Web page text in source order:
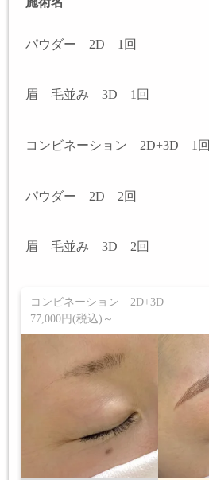
パウダー 2D 1回
眉 毛並み 3D 1回
コンビネーション 2D+3D 1回
パウダー 2D 2回
眉 毛並み 3D 2回
コンビネーション 2D+3D
77,000円(税込)～